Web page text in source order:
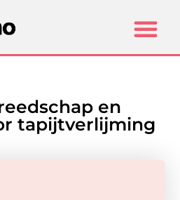
en
tapijtverlijming